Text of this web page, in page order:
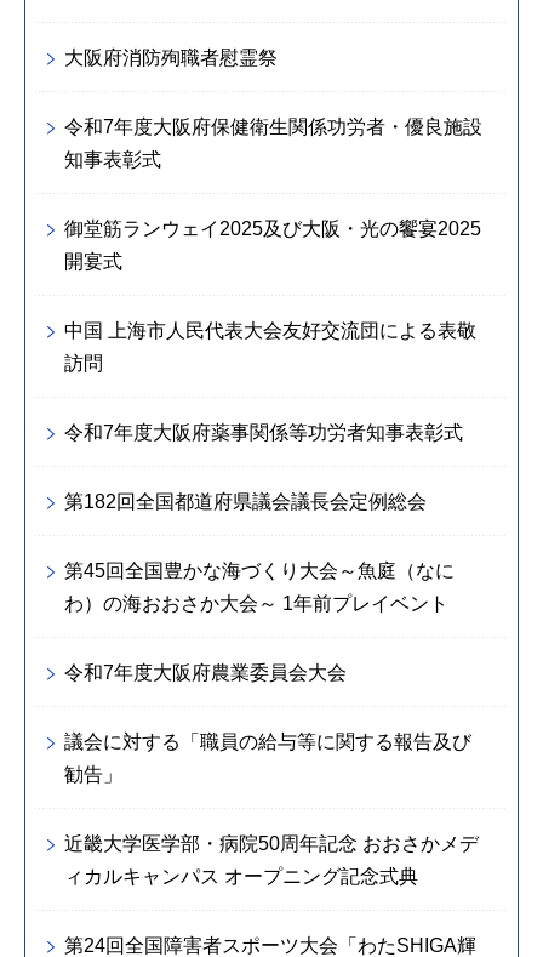
大阪府消防殉職者慰霊祭
令和7年度大阪府保健衛生関係功労者・優良施設
知事表彰式
御堂筋ランウェイ2025及び大阪・光の饗宴2025
開宴式
中国 上海市人民代表大会友好交流団による表敬
訪問
令和7年度大阪府薬事関係等功労者知事表彰式
第182回全国都道府県議会議長会定例総会
第45回全国豊かな海づくり大会～魚庭（なに
わ）の海おおさか大会～ 1年前プレイベント
令和7年度大阪府農業委員会大会
議会に対する「職員の給与等に関する報告及び
勧告」
近畿大学医学部・病院50周年記念 おおさかメデ
ィカルキャンパス オープニング記念式典
第24回全国障害者スポーツ大会「わたSHIGA輝